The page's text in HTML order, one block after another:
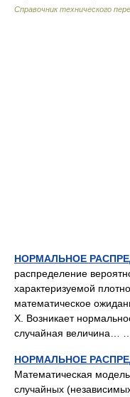
Справочник технического
НОРМАЛЬНОЕ
распределение
характеризуемой
математическое
Х. Возникает
случайная величина…
НОРМАЛЬНОЕ
Математическая
случайных